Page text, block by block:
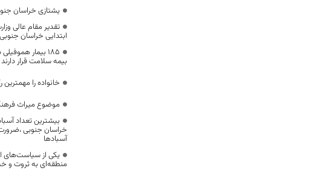
یشتازی خراسان
تقدیر مقام عالی
ابتدایی خراسان جنوبی/ ۴۶۰۰ دانش‌آموز زیر چتر «طرح
۱۸۵ بیمار
بیمه سلامت قرار دارند
خانواده را
موضوع میراث
بیشترین تعداد
خراسان جنوبی
آسبادها
یکی از سیاست‌های
منطقه‌ای به ثروت و